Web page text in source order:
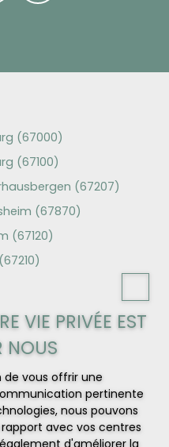
(67000)
(67100)
(67207)
(67870)
(67120)
VIE PRIVÉE EST
NOUS
de vous offrir une
pertinente
nous pouvons
avec vos centres
d'améliorer la